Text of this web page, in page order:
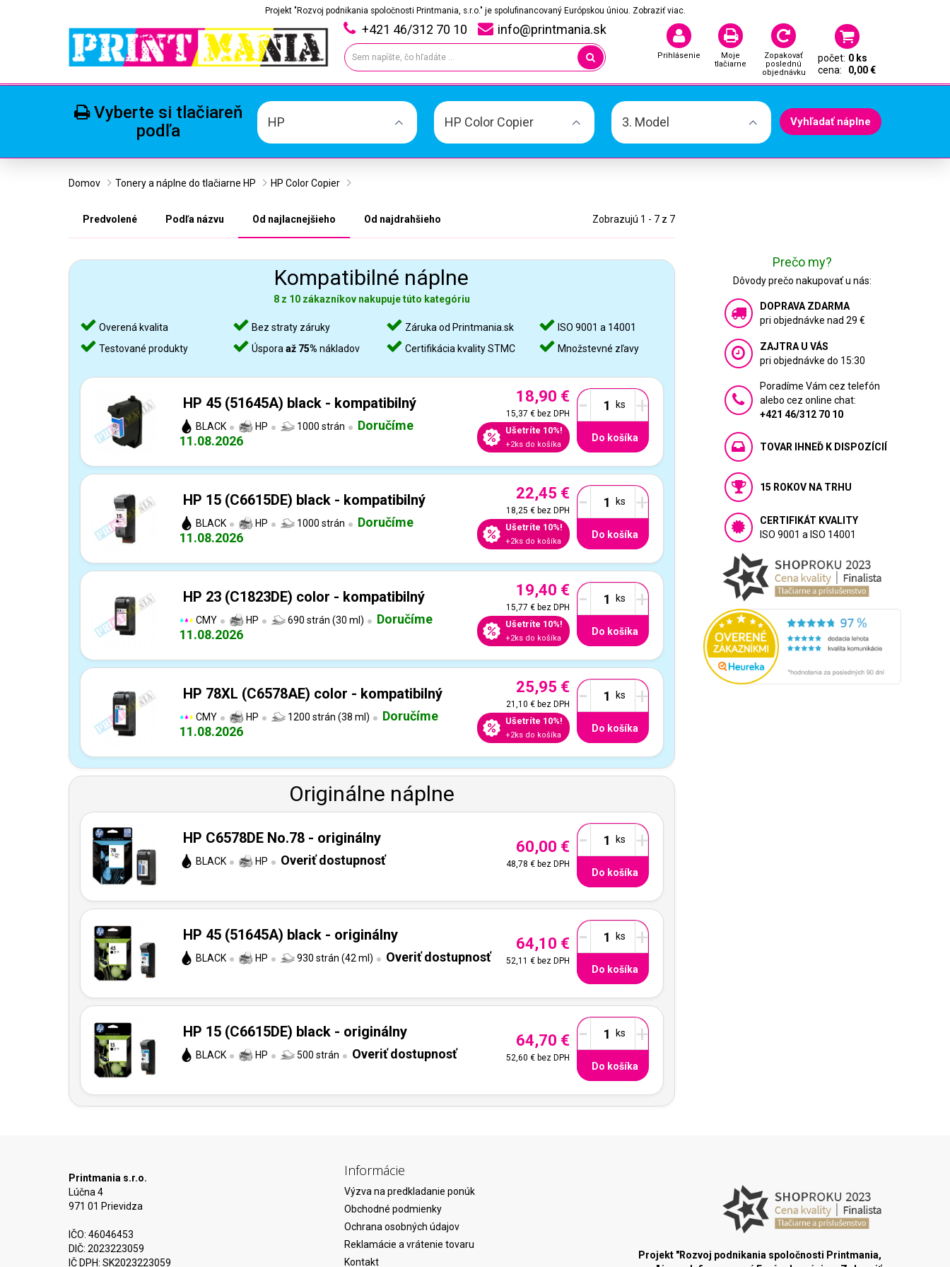
Projekt "Rozvoj podnikania spoločnosti Printmania, s.r.o." je spolufinancovaný Európskou úniou. Zobraziť viac.
+421 46/312 70 10 info@printmania.sk
Prihlásenie
Moje
tlačiarne
Zopakovať
poslednú
objednávku
počet: 0 ks
cena:
0,00 €
Vyberte si tlačiareň
podľa
HP HP Color Copier 3. Model Vyhľadať náplne
Domov Tonery a náplne do tlačiarne HP HP Color Copier
Predvolené Podľa názvu Od najlacnejšieho Od najdrahšieho Zobrazujú 1 - 7 z 7
Kompatibilné náplne
8 z 10 zákazníkov nakupuje túto kategóriu
Overená kvalita
Testované produkty
Bez straty záruky
Úsporaaž 75% nákladov
Záruka od Printmania.sk
Certifikácia kvality STMC
ISO 9001 a 14001
Množstevné zľavy
HP 45 (51645A) black - kompatibilný
BLACK HP 1000 strán
Doručíme
11.08.2026
18,90 €
15,37 €bez DPH
Ušetríte 10%!
+2ks do košíka
- +
Do košíka
HP 15 (C6615DE) black - kompatibilný
BLACK HP 1000 strán
Doručíme
11.08.2026
22,45 €
18,25 €bez DPH
Ušetríte 10%!
+2ks do košíka
- +
Do košíka
HP 23 (C1823DE) color - kompatibilný
CMY HP 690 strán (30 ml)
Doručíme
11.08.2026
19,40 €
15,77 €bez DPH
Ušetríte 10%!
+2ks do košíka
- +
Do košíka
HP 78XL (C6578AE) color - kompatibilný
CMY HP 1200 strán (38 ml)
Doručíme
11.08.2026
25,95 €
21,10 €bez DPH
Ušetríte 10%!
+2ks do košíka
- +
Do košíka
Originálne náplne
HP C6578DE No.78 - originálny
BLACK HP Overiť dostupnosť
60,00 €
48,78 €bez DPH
- +
Do košíka
HP 45 (51645A) black - originálny
BLACK HP 930 strán (42 ml) Overiť dostupnosť
64,10 €
52,11 €bez DPH
- +
Do košíka
HP 15 (C6615DE) black - originálny
BLACK HP 500 strán Overiť dostupnosť
64,70 €
52,60 €bez DPH
- +
Do košíka
Prečo my?
Dôvody prečo nakupovať u nás:
DOPRAVA ZDARMA
pri objednávke nad 29 €
ZAJTRA U VÁS
pri objednávke do 15:30
Poradíme Vám cez telefón
alebo cez online chat:
+421 46/312 70 10
TOVAR IHNEĎ K DISPOZÍCIÍ
15 ROKOV NA TRHU
CERTIFIKÁT KVALITY
ISO 9001 a ISO 14001
Printmania s.r.o.
Lúčna 4
971 01 Prievidza
IČO: 46046453
DIČ: 2023223059
IČ DPH: SK2023223059
Informácie
Výzva na predkladanie ponúk
Obchodné podmienky
Ochrana osobných údajov
Reklamácie a vrátenie tovaru
Kontakt
Projekt "Rozvoj podnikania spoločnosti Printmania,